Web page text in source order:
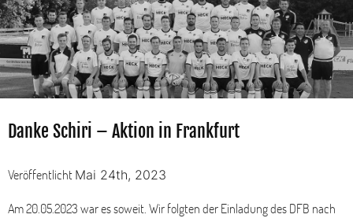
Danke Schiri – Aktion in Frankfurt
Veröffentlicht Mai 24th, 2023
Am 20.05.2023 war es soweit. Wir folgten der Einladung des DFB nach